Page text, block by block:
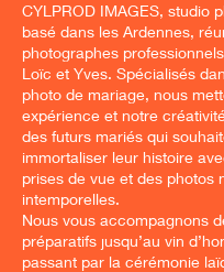
CYLPROD IMAGES, studio
basé dans les Ardennes,
photographes
Loïc et Yves. Spécialisés
photo de mariage, nous
expérience et notre
des futurs mariés qui
immortaliser leur histoire
prises de vue et des photos
intemporelles.
Nous vous accompagnons
préparatifs jusqu’au vin
passant par la cérémonie